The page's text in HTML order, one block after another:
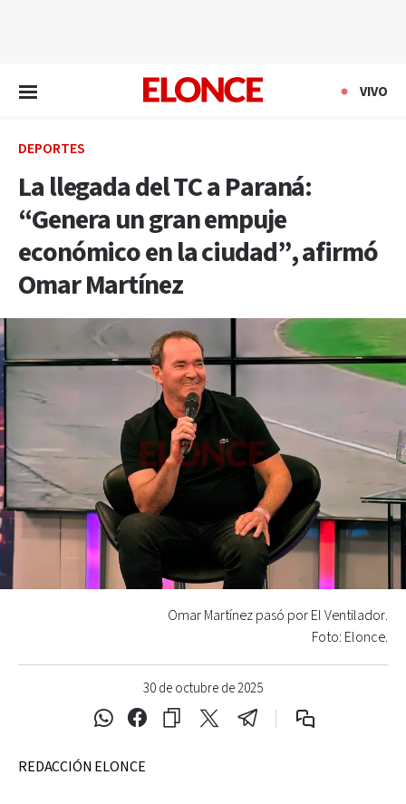
VIVO
DEPORTES
La llegada del TC a Paraná:
“Genera un gran empuje
económico en la ciudad”, afirmó
Omar Martínez
30 de octubre de 2025
Omar Martínez pasó por El Ventilador.
Foto: Elonce.
REDACCIÓN ELONCE